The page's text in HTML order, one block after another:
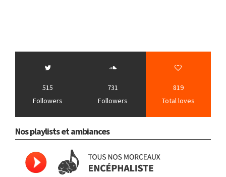
515
Followers
731
Followers
819
Total loves
Nos playlists et ambiances